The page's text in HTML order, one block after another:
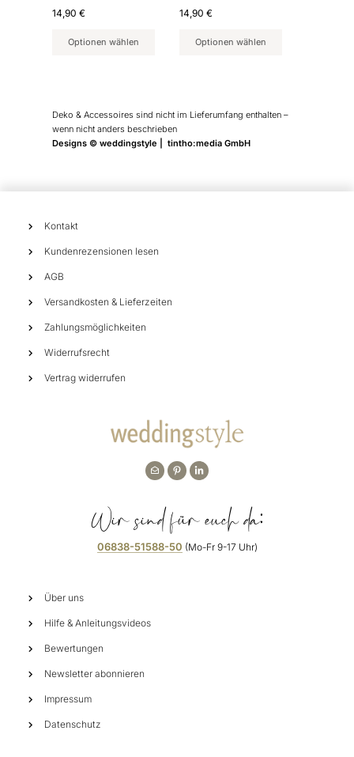
14,90 €
Optionen wählen
14,90€
Optionen wählen
Deko & Accessoires sind nicht im Lieferumfang enthalten –
wenn nicht anders beschrieben
Designs © weddingstyle | tintho:media GmbH
Kontakt
Kundenrezensionen lesen
AGB
Versandkosten & Lieferzeiten
Zahlungsmöglichkeiten
Widerrufsrecht
Vertrag widerrufen
Wir sind für euch da:
06838-51588-50 (Mo-Fr 9-17 Uhr)
Über uns
Hilfe & Anleitungsvideos
Bewertungen
Newsletter abonnieren
Impressum
Datenschutz